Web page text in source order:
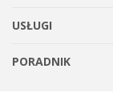
USŁUGI
PORADNIK